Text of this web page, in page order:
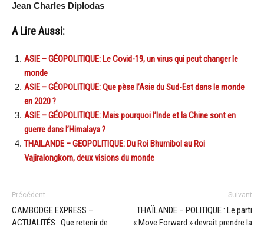
Jean Charles Diplodas
A Lire Aussi:
ASIE – GÉOPOLITIQUE: Le Covid-19, un virus qui peut changer le
monde
ASIE – GÉOPOLITIQUE: Que pèse l’Asie du Sud-Est dans le monde
en 2020 ?
ASIE – GÉOPOLITIQUE: Mais pourquoi l’Inde et la Chine sont en
guerre dans l’Himalaya ?
THAILANDE – GEOPOLITIQUE: Du Roi Bhumibol au Roi
Vajiralongkorn, deux visions du monde
Précédent
CAMBODGE EXPRESS –
ACTUALITÉS : Que retenir de
Suivant
THAÏLANDE – POLITIQUE : Le parti
« Move Forward » devrait prendre la